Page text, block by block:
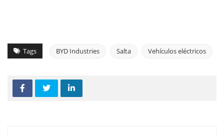
Tags BYD Industries Salta Vehículos eléctricos